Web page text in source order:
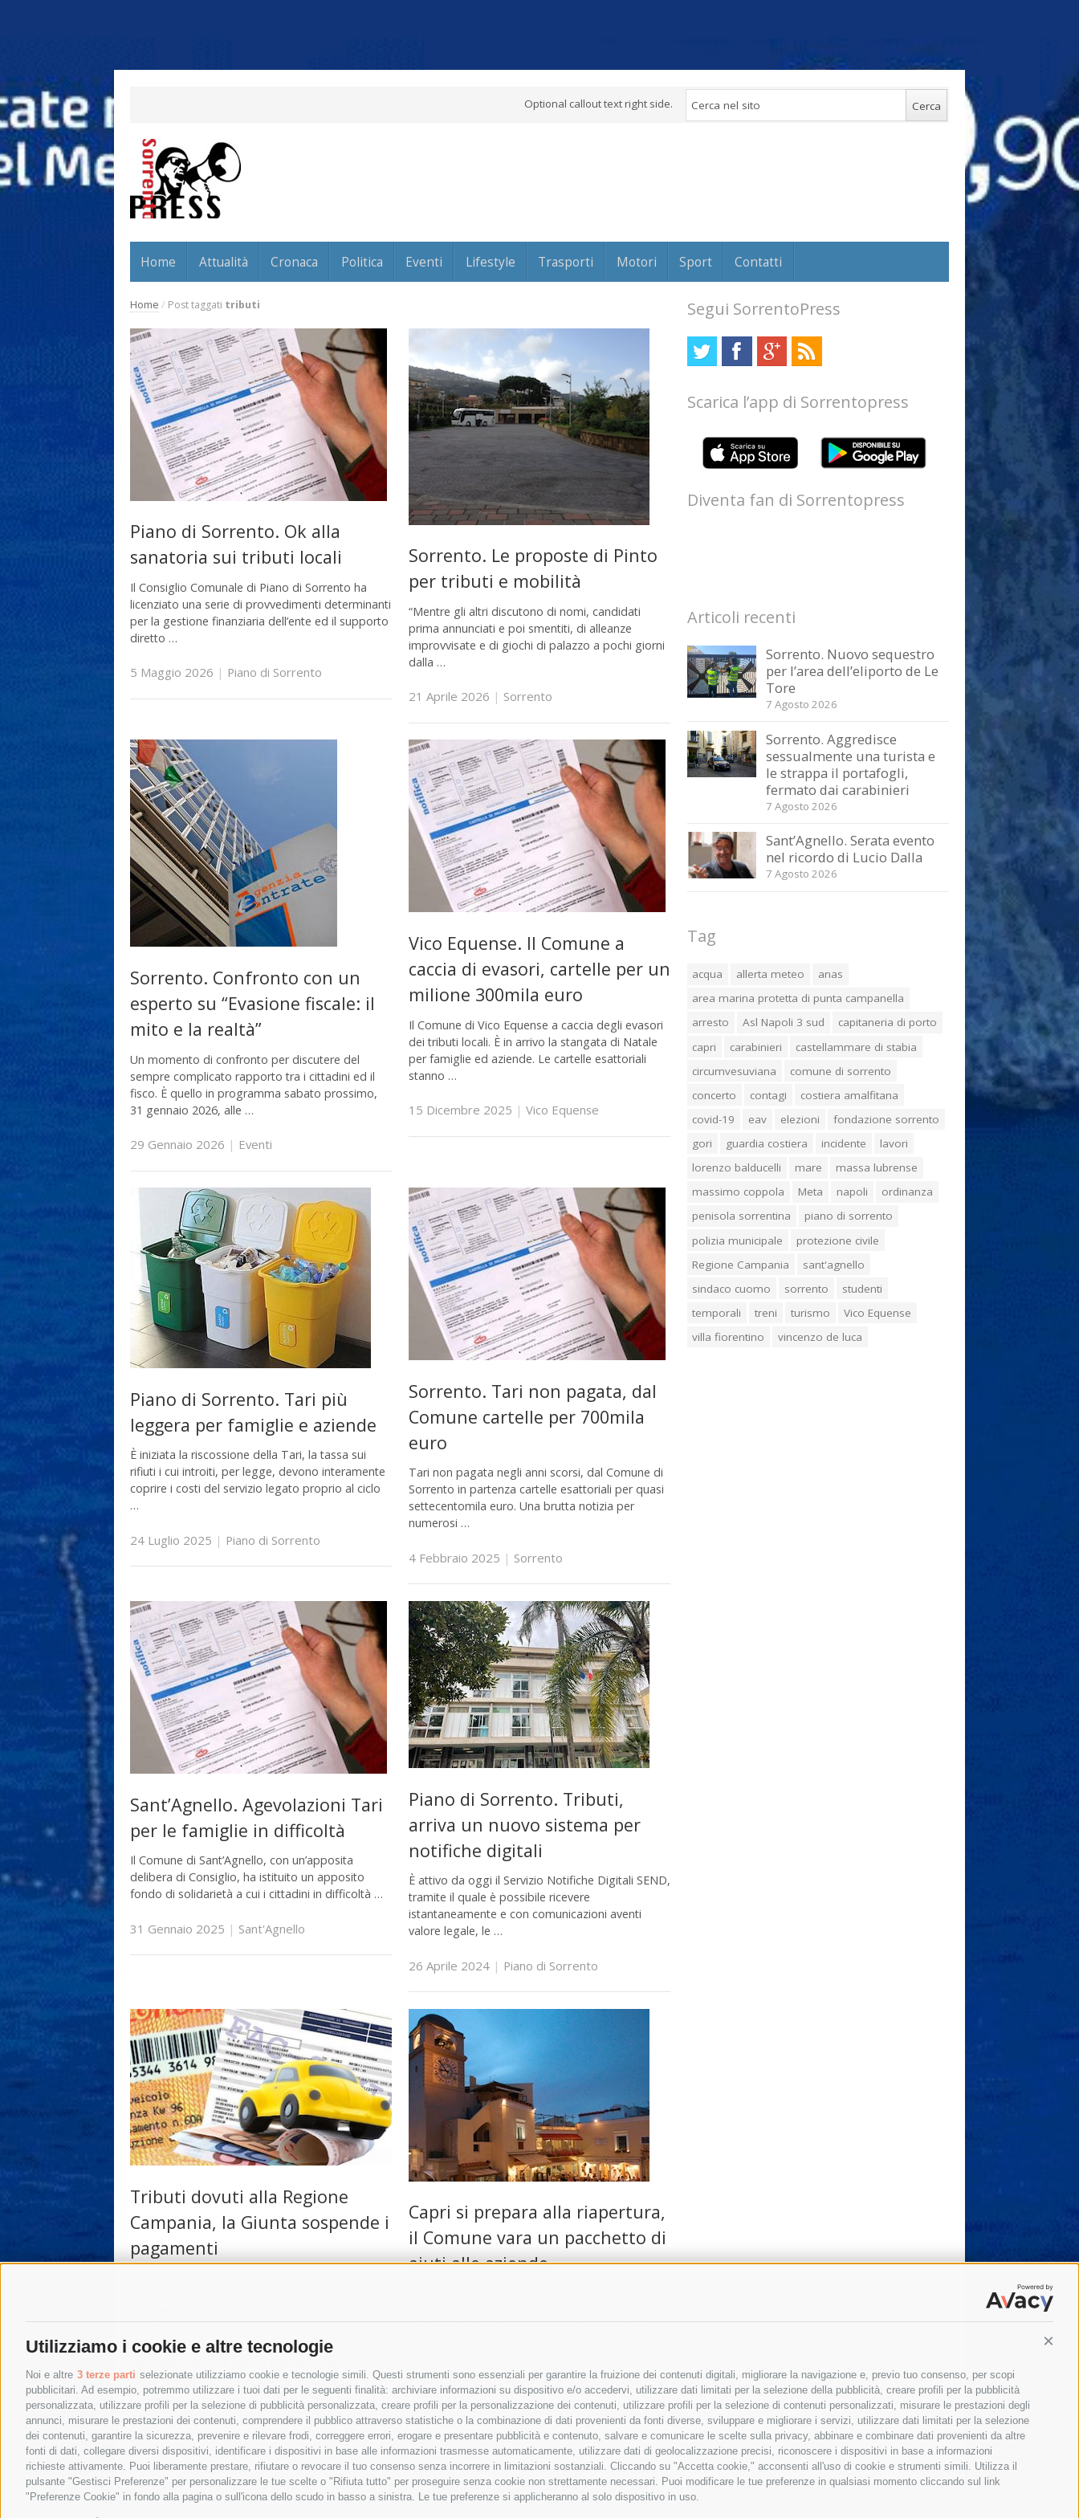
Utilizziamo i cookie e altre tecnologie
Noi e altre 3 terze parti selezionate utilizziamo cookie e tecnologie simili. Questi strumenti sono essenziali per garantire la fruizione dei contenuti digitali, migliorare la navigazione e, previo tuo consenso, per scopi
pubblicitari. Ad esempio, potremmo utilizzare i tuoi dati per le seguenti finalità: archiviare informazioni su dispositivo e/o accedervi, utilizzare dati limitati per la selezione della pubblicità, creare profili per la pubblicità
personalizzata, utilizzare profili per la selezione di pubblicità personalizzata, creare profili per la personalizzazione dei contenuti, utilizzare profili per la selezione di contenuti personalizzati, misurare le prestazioni degli
annunci, misurare le prestazioni dei contenuti, comprendere il pubblico attraverso statistiche o la combinazione di dati provenienti da fonti diverse, sviluppare e migliorare i servizi, utilizzare dati limitati per la selezione
dei contenuti, garantire la sicurezza, prevenire e rilevare frodi, correggere errori, erogare e presentare pubblicità e contenuto, salvare e comunicare le scelte sulla privacy, abbinare e combinare dati provenienti da altre
fonti di dati, collegare diversi dispositivi, identificare i dispositivi in base alle informazioni trasmesse automaticamente, utilizzare dati di geolocalizzazione precisi, riconoscere i dispositivi in base a informazioni
richieste attivamente. Puoi liberamente prestare, rifiutare o revocare il tuo consenso senza incorrere in limitazioni sostanziali. Cliccando su "Accetta cookie," acconsenti all'uso di cookie e strumenti simili. Utilizza il
pulsante "Gestisci Preferenze" per personalizzare le tue scelte o "Rifiuta tutto" per proseguire senza cookie non strettamente necessari. Puoi modificare le tue preferenze in qualsiasi momento cliccando sul link
"Preferenze Cookie" in fondo alla pagina o sull'icona dello scudo in basso a sinistra. Le tue preferenze si applicheranno al solo dispositivo in uso.
Optional callout text right side.
Home Attualità Cronaca Politica Eventi Lifestyle Trasporti Motori Sport Contatti
Home / Post taggati tributi
Piano di Sorrento. Ok alla
sanatoria sui tributi locali
Il Consiglio Comunale di Piano di Sorrento ha
licenziato una serie di provvedimenti determinanti
per la gestione finanziaria dell’ente ed il supporto
diretto …
5 Maggio 2026 | Piano di Sorrento
Sorrento. Le proposte di Pinto
per tributi e mobilità
“Mentre gli altri discutono di nomi, candidati
prima annunciati e poi smentiti, di alleanze
improvvisate e di giochi di palazzo a pochi giorni
dalla …
21 Aprile 2026 | Sorrento
Sorrento. Confronto con un
esperto su “Evasione fiscale: il
mito e la realtà”
Un momento di confronto per discutere del
sempre complicato rapporto tra i cittadini ed il
fisco. È quello in programma sabato prossimo,
31 gennaio 2026, alle …
29 Gennaio 2026 | Eventi
Vico Equense. Il Comune a
caccia di evasori, cartelle per un
milione 300mila euro
Il Comune di Vico Equense a caccia degli evasori
dei tributi locali. È in arrivo la stangata di Natale
per famiglie ed aziende. Le cartelle esattoriali
stanno …
15 Dicembre 2025 | Vico Equense
Piano di Sorrento. Tari più
leggera per famiglie e aziende
È iniziata la riscossione della Tari, la tassa sui
rifiuti i cui introiti, per legge, devono interamente
coprire i costi del servizio legato proprio al ciclo
…
24 Luglio 2025 | Piano di Sorrento
Sorrento. Tari non pagata, dal
Comune cartelle per 700mila
euro
Tari non pagata negli anni scorsi, dal Comune di
Sorrento in partenza cartelle esattoriali per quasi
settecentomila euro. Una brutta notizia per
numerosi …
4 Febbraio 2025 | Sorrento
Sant’Agnello. Agevolazioni Tari
per le famiglie in difficoltà
Il Comune di Sant’Agnello, con un’apposita
delibera di Consiglio, ha istituito un apposito
fondo di solidarietà a cui i cittadini in difficoltà …
31 Gennaio 2025 | Sant'Agnello
Piano di Sorrento. Tributi,
arriva un nuovo sistema per
notifiche digitali
È attivo da oggi il Servizio Notifiche Digitali SEND,
tramite il quale è possibile ricevere
istantaneamente e con comunicazioni aventi
valore legale, le …
26 Aprile 2024| Piano di Sorrento
Tributi dovuti alla Regione
Campania, la Giunta sospende i
pagamenti
Piano di Sorrento,Sant'Agnello,Sorrento,Vico
Equense
Capri si prepara alla riapertura,
il Comune vara un pacchetto di
aiuti alle aziende
Salvatore Ciuccio, di approntare le prime linee
9 Maggio 2020|Attualità
←Post precedenti
Segui SorrentoPress
Scarica l’app di Sorrentopress
Diventa fan di Sorrentopress
Articoli recenti
Sorrento. Nuovo sequestro
per l’area dell’eliporto de Le
Tore
7 Agosto 2026
Sorrento. Aggredisce
sessualmente una turista e
le strappa il portafogli,
fermato dai carabinieri
7 Agosto 2026
Sant’Agnello. Serata evento
nel ricordo di Lucio Dalla
7 Agosto 2026
Tag
acqua allerta meteo
anas
area marina protetta di punta campanella
arresto
Asl Napoli 3 sud
capitaneria di porto
capri
carabinieri
castellammare di stabia
circumvesuviana
comune di sorrento
concerto
contagi
costiera amalfitana
covid-19
eav elezioni
fondazione sorrento
gori
guardia costiera incidente
lavori
lorenzo balducelli
mare
massa lubrense
massimo coppola
Meta napoli
ordinanza
penisola sorrentina
piano di sorrento
polizia municipale
protezione civile
Regione Campania
sant'agnello
sindaco cuomo
sorrento
studenti
temporali
treni turismo
Vico Equense
villa fiorentino
vincenzo de luca
© 2015 SorrentoPress. All rights reserved.